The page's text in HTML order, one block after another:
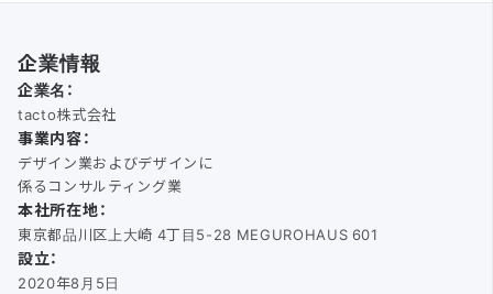
企業情報
企業名：
tacto株式会社
事業内容：
デザイン業およびデザインに
係るコンサルティング業
本社所在地：
東京都品川区上大崎 4丁目5-28 MEGUROHAUS 601
設立：
2020年8月5日